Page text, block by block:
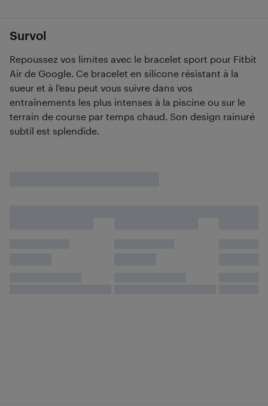
Survol
Repoussez vos limites avec le bracelet sport pour Fitbit
Air de Google. Ce bracelet en silicone résistant à la
sueur et à l'eau peut vous suivre dans vos
entraînements les plus intenses à la piscine ou sur le
terrain de course par temps chaud. Son design rainuré
subtil est splendide.